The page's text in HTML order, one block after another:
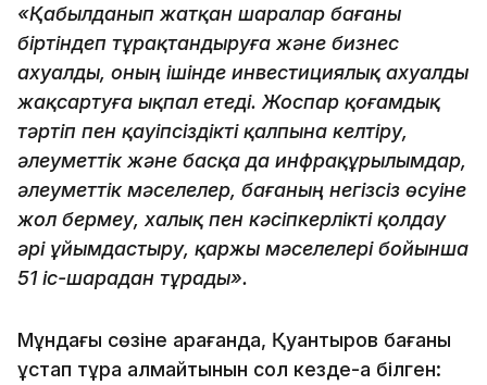
«Қабылданып жатқан шаралар бағаны
біртіндеп тұрақтандыруға және бизнес
ахуалды, оның ішінде инвестициялық ахуалды
жақсартуға ықпал етеді. Жоспар қоғамдық
тәртіп пен қауіпсіздікті қалпына келтіру,
әлеуметтік және басқа да инфрақұрылымдар,
әлеуметтік мәселелер, бағаның негізсіз өсуіне
жол бермеу, халық пен кәсіпкерлікті қолдау
әрі ұйымдастыру, қаржы мәселелері бойынша
51 іс-шарадан тұрады».
Мұндағы сөзіне қарағанда, Қуантыров бағаны
ұстап тұра алмайтынын сол кезде-ақ білген: